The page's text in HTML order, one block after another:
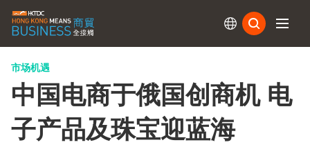
市场机遇
中国电商于俄国创商机 电
子产品及珠宝迎蓝海